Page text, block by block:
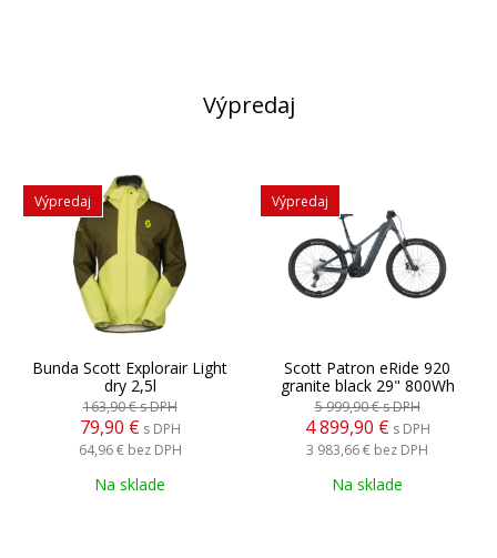
Výpredaj
Výpredaj
Bunda Scott Explorair Light
dry 2,5l
163,90 €s DPH
79,90 € s DPH
64,96 € bez DPH
Na sklade
Výpredaj
Scott Patron eRide 920
granite black 29" 800Wh
5 999,90 €s DPH
4 899,90 € s DPH
3 983,66 € bez DPH
Na sklade